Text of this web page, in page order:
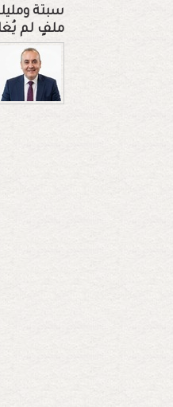
سبتة
ملفٍ لم